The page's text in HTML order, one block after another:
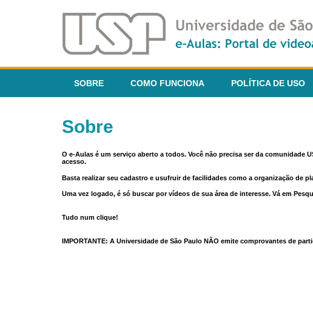
SOBRE COMO FUNCIONA POLÍTICA DE USO
Sobre
O e-Aulas é um serviço aberto a todos. Você não precisa ser da
acesso.
Basta realizar seu cadastro e usufruir de facilidades como a organização de
Uma vez logado, é só buscar por vídeos de sua área de interesse. Vá em
Tudo num clique!
IMPORTANTE: A Universidade de São Paulo NÃO emite comprovantes de